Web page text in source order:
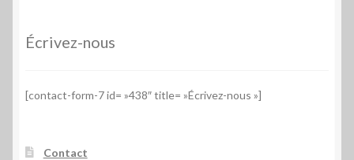
Écrivez-nous
[contact-form-7 id= »438″ title= »Écrivez-nous »]
Contact